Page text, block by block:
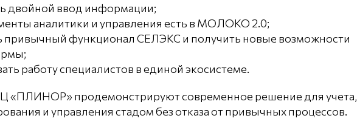
двойной ввод информации;
аналитики и управления есть в МОЛОКО 2.0;
привычный функционал СЕЛЭКС и получить новые возможности
работу специалистов в единой экосистеме.
«ПЛИНОР» продемонстрируют современное решение для учета,
и управления стадом без отказа от привычных процессов.